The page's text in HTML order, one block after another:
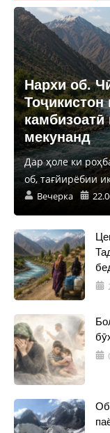
Нархи об.
камбизоатӣ
мекунанд
Дар ҳоле ки
об, тағйирёбии
Вечерка